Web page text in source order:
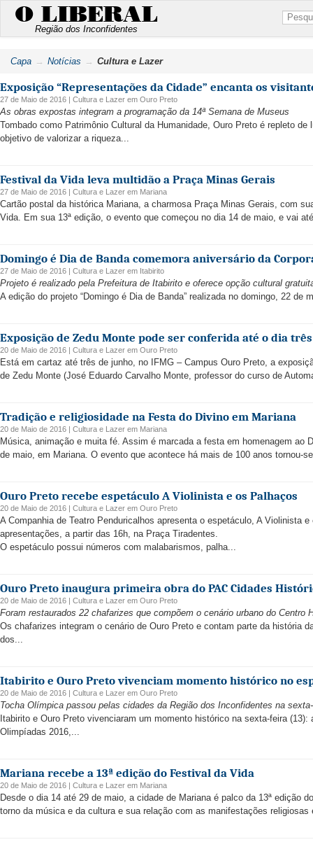
O LIBERAL
Região dos Inconfidentes
Capa Notícias Cultura e Lazer
Exposição “Representações da Cidade” encanta os
27 de Maio de 2016 | Cultura e Lazer em Ouro Preto
As obras expostas integram a programação da 14ª Semana de Museus
Tombado como Patrimônio Cultural da Humanidade, Ouro Preto é repleto
objetivo de valorizar a riqueza...
Festival da Vida leva multidão a Praça Minas Gerais
27 de Maio de 2016 | Cultura e Lazer em Mariana
Cartão postal da histórica Mariana, a charmosa Praça Minas Gerais, com
Vida. Em sua 13ª edição, o evento que começou no dia 14 de maio, e vai
Domingo é Dia de Banda comemora aniversário da
27 de Maio de 2016 | Cultura e Lazer em Itabirito
Projeto é realizado pela Prefeitura de Itabirito e oferece opção cultural
A edição do projeto “Domingo é Dia de Banda” realizada no domingo, 22 de
Exposição de Zedu Monte pode ser conferida até o dia
20 de Maio de 2016 | Cultura e Lazer em Ouro Preto
Está em cartaz até três de junho, no IFMG – Campus Ouro Preto, a
de Zedu Monte (José Eduardo Carvalho Monte, professor do curso de
Tradição e religiosidade na Festa do Divino em Mariana
20 de Maio de 2016 | Cultura e Lazer em Mariana
Música, animação e muita fé. Assim é marcada a festa em homenagem ao
de maio, em Mariana. O evento que acontece há mais de 100 anos tornou-
Ouro Preto recebe espetáculo A Violinista e os Palhaços
20 de Maio de 2016 | Cultura e Lazer em Ouro Preto
A Companhia de Teatro Penduricalhos apresenta o espetáculo, A Violinista
apresentações, a partir das 16h, na Praça Tiradentes.
O espetáculo possui números com malabarismos, palha...
Ouro Preto inaugura primeira obra do PAC Cidades
20 de Maio de 2016 | Cultura e Lazer em Ouro Preto
Foram restaurados 22 chafarizes que compõem o cenário urbano do Centro
Os chafarizes integram o cenário de Ouro Preto e contam parte da história
dos...
Itabirito e Ouro Preto vivenciam momento histórico no
20 de Maio de 2016 | Cultura e Lazer em Ouro Preto
Tocha Olímpica passou pelas cidades da Região dos Inconfidentes na
Itabirito e Ouro Preto vivenciaram um momento histórico na sexta-feira
Olimpíadas 2016,...
Mariana recebe a 13ª edição do Festival da Vida
20 de Maio de 2016 | Cultura e Lazer em Mariana
Desde o dia 14 até 29 de maio, a cidade de Mariana é palco da 13ª edição
torno da música e da cultura e sua relação com as manifestações religiosas